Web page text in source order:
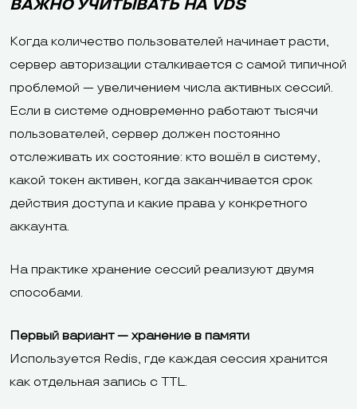
ВАЖНО УЧИТЫВАТЬ НА VDS
Когда количество пользователей начинает расти,
сервер авторизации сталкивается с самой типичной
проблемой — увеличением числа активных сессий.
Если в системе одновременно работают тысячи
пользователей, сервер должен постоянно
отслеживать их состояние: кто вошёл в систему,
какой токен активен, когда заканчивается срок
действия доступа и какие права у конкретного
аккаунта.
На практике хранение сессий реализуют двумя
способами.
Первый вариант — хранение в памяти
Используется Redis, где каждая сессия хранится
как отдельная запись с TTL.